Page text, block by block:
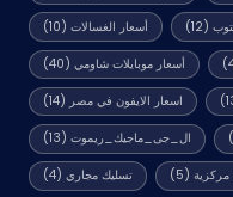
أسعار الغسالات(10) (12)
أسعار موبايلات شاومي(40)
اسعار الايفون في مصر (14)
ال_جى_ماجيك_ريموت(13)
تسليك مجاري(4) (5)